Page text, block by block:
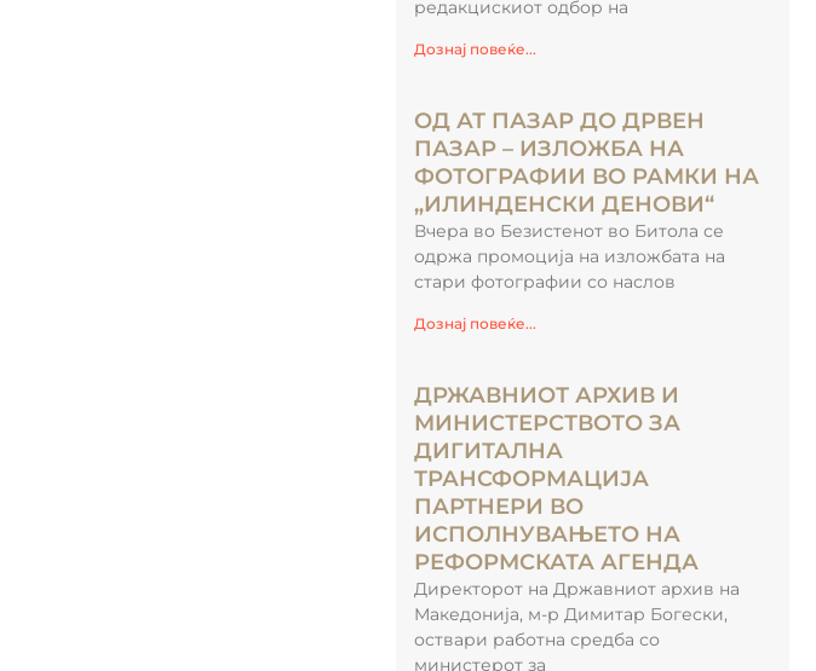
редакцискиот одбор на
Дознај повеќе...
ОД АТ ПАЗАР ДО ДРВЕН
ПАЗАР – ИЗЛОЖБА НА
ФОТОГРАФИИ ВО РАМКИ НА
„ИЛИНДЕНСКИ ДЕНОВИ“
Вчера во Безистенот во Битола се
одржа промоција на изложбата на
стари фотографии со наслов
Дознај повеќе...
ДРЖАВНИОТ АРХИВ И
МИНИСТЕРСТВОТО ЗА
ДИГИТАЛНА
ТРАНСФОРМАЦИЈА
ПАРТНЕРИ ВО
ИСПОЛНУВАЊЕТО НА
РЕФОРМСКАТА АГЕНДА
Директорот на Државниот архив на
Македонија, м-р Димитар Богески,
оствари работна средба со
министерот за